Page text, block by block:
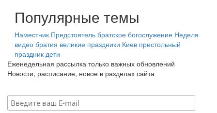
Популярные темы
Наместник Предстоятель братское богослужение Неделя
видео братия великие праздники Киев престольный
праздник дети
Еженедельная рассылка только важных обновлений
Новости, расписание, новое в разделах сайта